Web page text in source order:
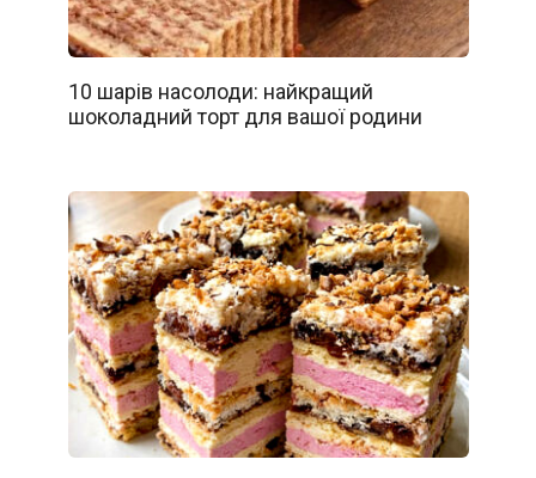
10 шарів насолоди: найкращий
шоколадний торт для вашої родини